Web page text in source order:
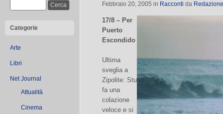
Categorie
Arte
Libri
Net Journal
Attualità
Cinema
Febbraio 20, 2005 in Racconti da Redazione
17/8 – Per
Puerto
Escondido
Ultima
sveglia a
Zipolite: Stu
fa una
colazione
veloce e si